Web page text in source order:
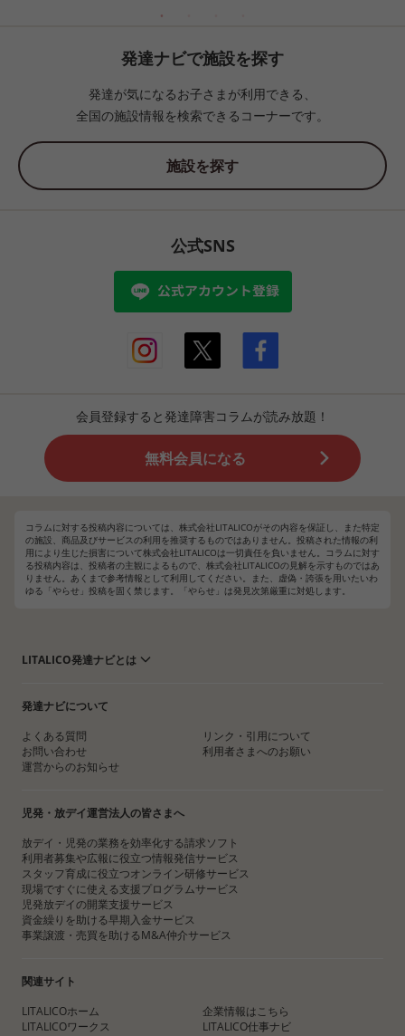
発達ナビで施設を探す
発達が気になるお子さまが利用できる、
全国の施設情報を検索できるコーナーです。
施設を探す
公式SNS
会員登録すると発達障害コラムが読み放題！
無料会員になる
コラムに対する投稿内容については、株式会社LITALICOがその内容を保証し、また特定
の施設、商品及びサービスの利用を推奨するものではありません。投稿された情報の利
用により生じた損害について株式会社LITALICOは一切責任を負いません。コラムに対す
る投稿内容は、投稿者の主観によるもので、株式会社LITALICOの見解を示すものではあ
りません。あくまで参考情報として利用してください。また、虚偽・誇張を用いたいわ
ゆる「やらせ」投稿を固く禁じます。「やらせ」は発見次第厳重に対処します。
LITALICO発達ナビとは
発達ナビについて
よくある質問
お問い合わせ
運営からのお知らせ
リンク・引用について
利用者さまへのお願い
児発・放デイ運営法人の皆さまへ
放デイ・児発の業務を効率化する請求ソフト
利用者募集や広報に役立つ情報発信サービス
スタッフ育成に役立つオンライン研修サービス
現場ですぐに使える支援プログラムサービス
児発放デイの開業支援サービス
資金繰りを助ける早期入金サービス
事業譲渡・売買を助けるM&A仲介サービス
関連サイト
LITALICOホーム
LITALICOワークス
企業情報はこちら
LITALICO仕事ナビ